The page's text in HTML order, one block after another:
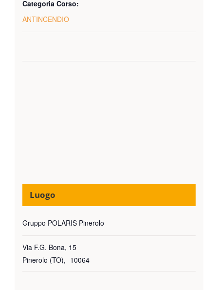
Categoria Corso:
ANTINCENDIO
Luogo
Gruppo POLARIS Pinerolo
Via F.G. Bona, 15
Pinerolo (TO), 10064